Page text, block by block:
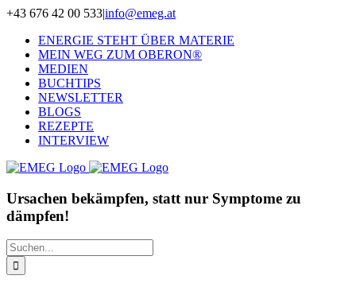
Zum
springen
+43 676 42 00 533|info@emeg.at
ENERGIE STEHT ÜBER MATERIE
MEIN WEG ZUM OBERON®
MEDIEN
BUCHTIPS
NEWSLETTER
BLOGS
REZEPTE
INTERVIEW
Ursachen bekämpfen, statt nur Symptome zu
dämpfen!
Suche
nach: